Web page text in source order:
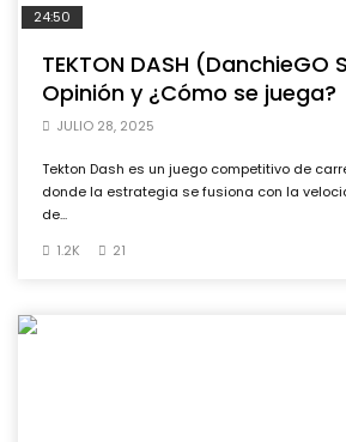
24:50
TEKTON DASH (DanchieGO
Opinión y ¿Cómo se juega?
JULIO 28, 2025
Tekton Dash es un juego competitivo de
donde la estrategia se fusiona con la
de...
1.2K
21